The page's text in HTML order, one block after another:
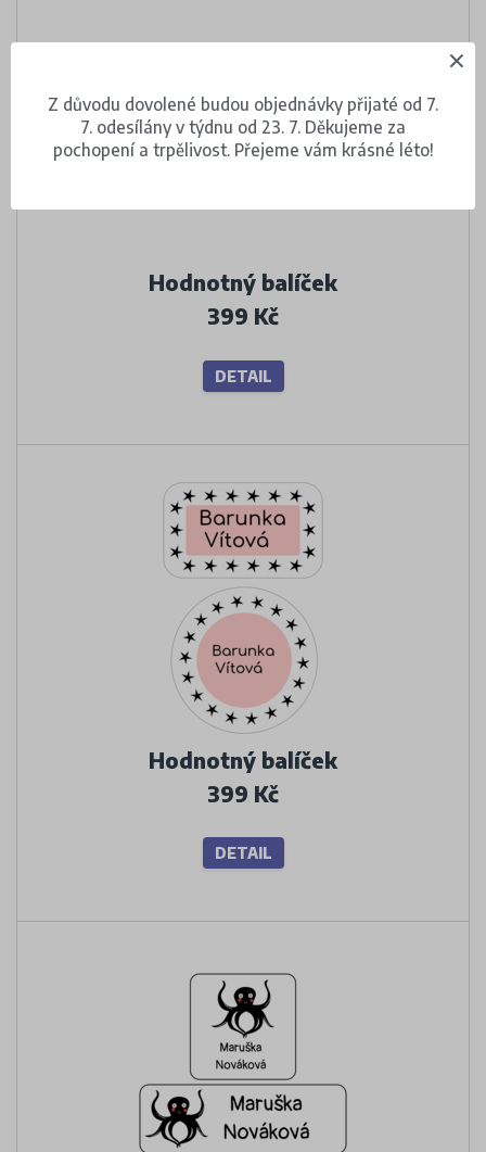
Hodnotný balíček
399 Kč
DETAIL
Hodnotný balíček
399 Kč
DETAIL
Z důvodu dovolené budou objednávky přijaté od 7.
7. odesílány v týdnu od 23. 7. Děkujeme za
pochopení a trpělivost. Přejeme vám krásné léto!